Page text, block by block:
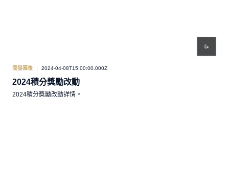
開發幕後 2024-04-08T15:00:00.000Z
2024積分獎勵改動
2024積分獎勵改動詳情。